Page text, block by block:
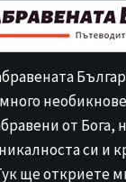
от Бога,
си и
ще откриете